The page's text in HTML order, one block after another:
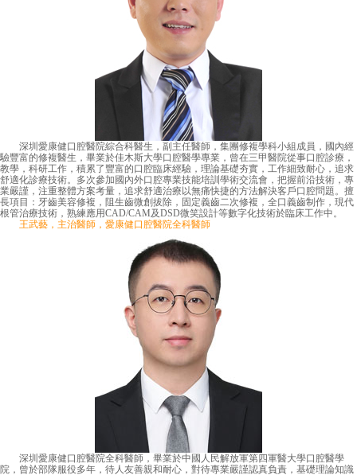
深圳愛康健口腔醫院綜合科醫生，副主任醫師，集團修複學科小組成員，國內經
驗豐富的修複醫生，畢業於佳木斯大學口腔醫學專業，曾在三甲醫院從事口腔診療，
教學，科研工作，積累了豐富的口腔臨床經驗，理論基礎夯實，工作細致耐心，追求
舒適化診療技術。多次參加國內外口腔專業技能培訓學術交流會，把握前沿技術，專
業嚴謹，注重整體方案考量，追求舒適治療以無痛快捷的方法解決客戶口腔問題。擅
長項目：牙齒美容修複，阻生齒微創拔除，固定義齒二次修複，全口義齒制作，現代
根管治療技術，熟練應用CAD/CAM及DSD微笑設計等數字化技術於臨床工作中。
王武藝，主治醫師，愛康健口腔醫院全科醫師
深圳愛康健口腔醫院全科醫師，畢業於中國人民解放軍第四軍醫大學口腔醫學
院，曾於部隊服役多年，待人友善親和耐心，對待專業嚴謹認真負責，基礎理論知識